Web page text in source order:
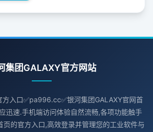
集团GALAXY官方网站
方入口✅pa996.cc✅银河集团GALAXY官网首
迅速.手机端访问体验自然流畅,各项功能触手
页的官方入口,高效登录并管理您的工业软件与